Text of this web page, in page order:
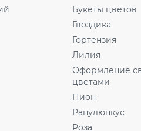
Букеты цветов
Гвоздика
Гортензия
Лилия
Оформление
цветами
Пион
Ранулюнкус
Роза